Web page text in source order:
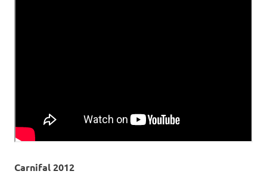
Carnifal 2012